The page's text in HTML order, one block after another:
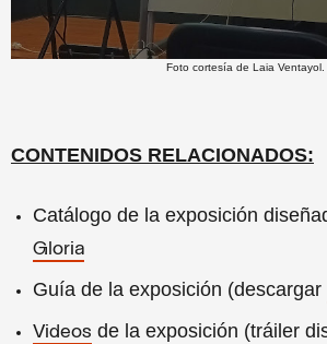
Foto cortesía de Laia Ventayol.
CONTENIDOS RELACIONADOS:
Catálogo de la exposición
Gloria
Guía de la exposición (descargar
Videos de la exposición (tráiler